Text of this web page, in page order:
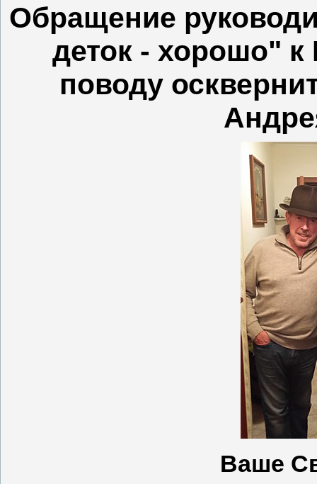
Обращение
деток - хорошо"
поводу
Ваше